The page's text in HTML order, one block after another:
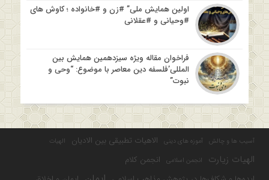
اولین همایش ملی” #زن و #خانواده ؛ کاوش های
#وحیانی و #عقلانی
فراخوان مقاله ویژه سیزدهمین همایش بین
المللی’فلسفه دین معاصر با موضوع: “وحی و
نبوت”
آسیب ها و چالش آموزه های دینی الاهیات تطبیقی بین الادیان الهیات
الهیات زیارت انجمن اسلامی
انجمن کلام